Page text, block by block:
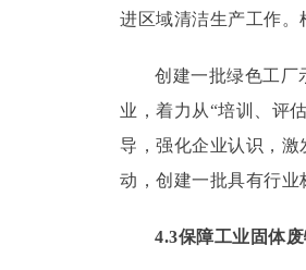
进区域清洁生产工作。
创建一批绿色工厂
业，着力从“培训、评
导，强化企业认识，
动，创建一批具有行业
4.3保障工业固体